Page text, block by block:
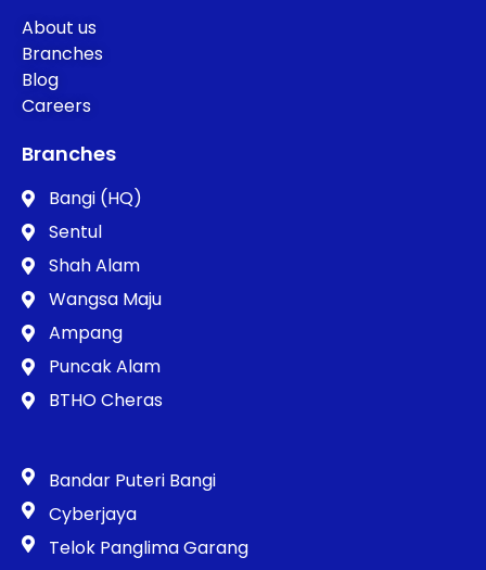
About us
Branches
Blog
Careers
Branches
Bangi (HQ)
Sentul
Shah Alam
Wangsa Maju
Ampang
Puncak Alam
BTHO Cheras
Bandar Puteri Bangi
Cyberjaya
Telok Panglima Garang